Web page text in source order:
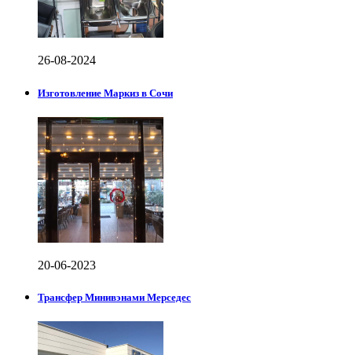
26-08-2024
Изготовление Маркиз в Сочи
20-06-2023
Трансфер Минивэнами Мерседес